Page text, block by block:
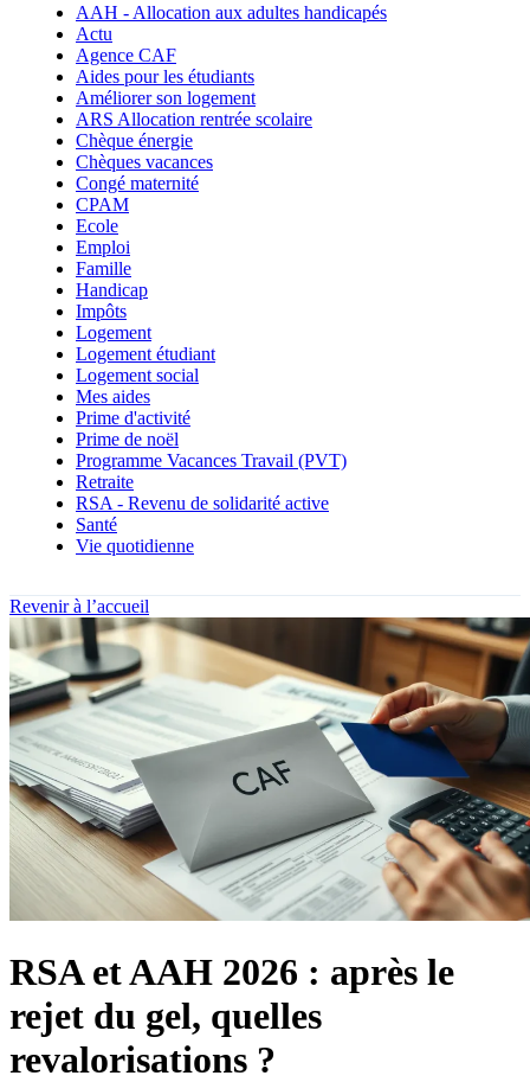
AAH - Allocation aux adultes handicapés
Actu
Agence CAF
Aides pour les étudiants
Améliorer son logement
ARS Allocation rentrée scolaire
Chèque énergie
Chèques vacances
Congé maternité
CPAM
Ecole
Emploi
Famille
Handicap
Impôts
Logement
Logement étudiant
Logement social
Mes aides
Prime d'activité
Prime de noël
Programme Vacances Travail (PVT)
Retraite
RSA - Revenu de solidarité active
Santé
Vie quotidienne
Revenir à l’accueil
RSA et AAH 2026 : après le
rejet du gel, quelles
revalorisations ?